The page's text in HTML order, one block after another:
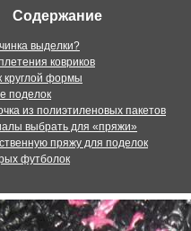
Содержание
выделки?
ковриков
круглой формы
поделок
из полиэтиленовых пакетов
выбрать для «пряжи»
пряжу для поделок
футболок